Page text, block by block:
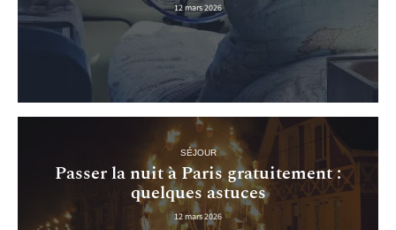
12 mars 2026
SÉJOUR
Passer la nuit à Paris gratuitement :
quelques astuces
12 mars 2026